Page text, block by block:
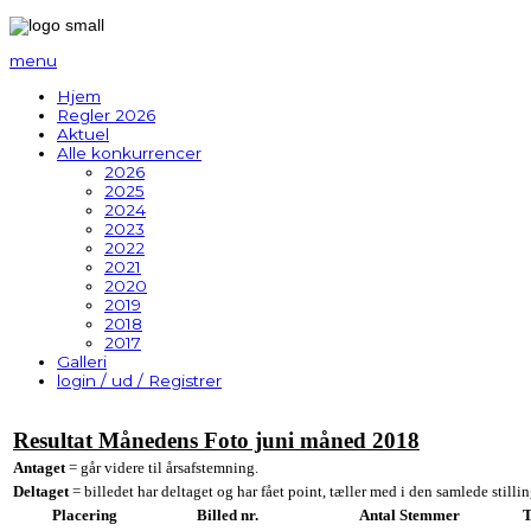
menu
Hjem
Regler 2026
Aktuel
Alle konkurrencer
2026
2025
2024
2023
2022
2021
2020
2019
2018
2017
Galleri
login / ud / Registrer
Resultat Månedens Foto juni måned 2018
Antaget= går videre til årsafstemning.
Deltaget= billedet har deltaget og har fået point, tæller med i den samlede
Placering
Billed nr. Antal Stemmer